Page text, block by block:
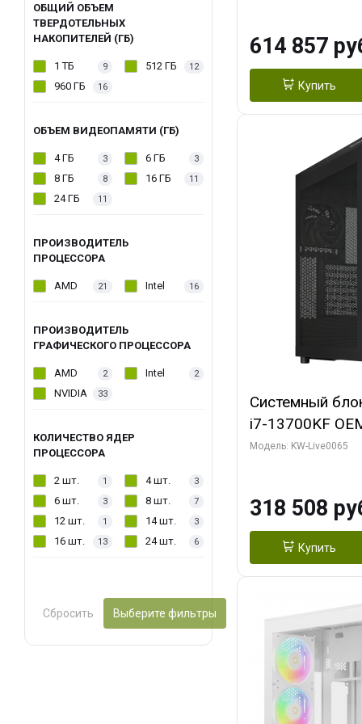
ОБЩИЙ ОБЪЕМ
ТВЕРДОТЕЛЬНЫХ
НАКОПИТЕЛЕЙ (ГБ)
1 ТБ 9 512 ГБ 12
960 ГБ 16
ОБЪЕМ ВИДЕОПАМЯТИ (ГБ)
4 ГБ 3 6 ГБ 3
8 ГБ 8 16 ГБ 11
24 ГБ 11
ПРОИЗВОДИТЕЛЬ
ПРОЦЕССОРА
AMD 21 Intel 16
ПРОИЗВОДИТЕЛЬ
ГРАФИЧЕСКОГО ПРОЦЕССОРА
AMD 2 Intel 2
NVIDIA 33
КОЛИЧЕСТВО ЯДЕР
ПРОЦЕССОРА
2 шт. 1 4 шт. 3
6 шт. 3 8 шт. 7
12 шт. 1 14 шт. 3
16 шт. 13 24 шт. 6
Сбросить Выберите фильтры
Turbo/ 1 ТБ
614 857
Купить
Системный
i7-13700KF
7, C16 8EC/
2/ 1 ТБ SSD)
Модель: KW-Live0065
318 508
Купить